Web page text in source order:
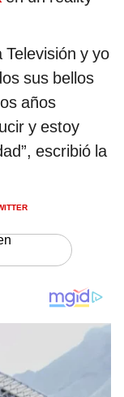
y yo
sus bellos
años
y estoy
escribió la